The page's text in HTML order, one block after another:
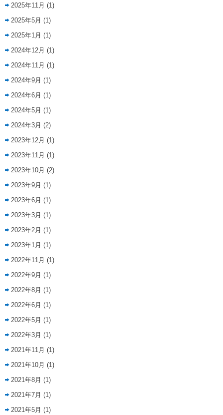
2025年11月 (1)
2025年5月 (1)
2025年1月 (1)
2024年12月 (1)
2024年11月 (1)
2024年9月 (1)
2024年6月 (1)
2024年5月 (1)
2024年3月 (2)
2023年12月 (1)
2023年11月 (1)
2023年10月 (2)
2023年9月 (1)
2023年6月 (1)
2023年3月 (1)
2023年2月 (1)
2023年1月 (1)
2022年11月 (1)
2022年9月 (1)
2022年8月 (1)
2022年6月 (1)
2022年5月 (1)
2022年3月 (1)
2021年11月 (1)
2021年10月 (1)
2021年8月 (1)
2021年7月 (1)
2021年5月 (1)